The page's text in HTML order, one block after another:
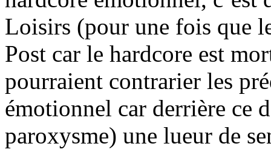
Loisirs (pour une fois que
Post car le hardcore est
pourraient contrarier les
émotionnel car derrière ce
paroxysme) une lueur de